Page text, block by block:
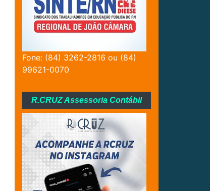
Fone: (84) 3262-2816 ou (84)
99621-0070
R.CRUZ Assessoria Contábil